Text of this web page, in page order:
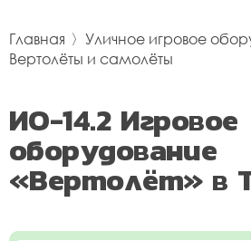
Главная 〉 Уличное игровое
Вертолёты и самолёты
ИО-14.2 Игровое
оборудование
«Вертолёт» в